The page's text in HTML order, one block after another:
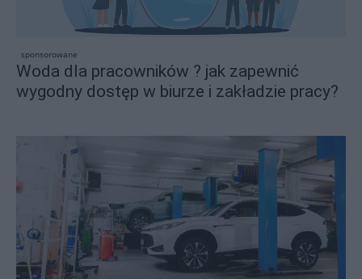
sponsorowane
Woda dla pracowników ? jak zapewnić
wygodny dostęp w biurze i zakładzie pracy?